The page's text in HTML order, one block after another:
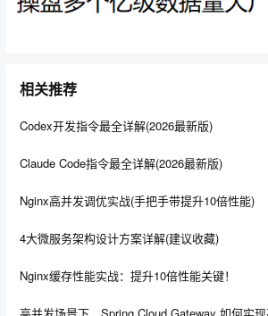
该收集器的目标是达到一个可控制的吞
码时间/（运行用户代码时间+垃圾收集时
停顿时间越短就越适合需要与用户交互
应速度能提升用户体验，而高吞吐量则
CPU时间，尽快完成程序的运算任务，
相关推荐
Codex开发指令最全详解(2026最新版)
Claude Code指令最全详解(2026最新版)
Nginx高并发调优实战(手把手带提升10倍性能)
4大微服务架构设计方案详解(建议收藏)
Nginx缓存性能实战：提升10倍性能关键！